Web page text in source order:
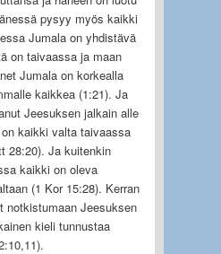
pysyy myös kaikki
Jumala on yhdistävä
on taivaassa ja maan
Jumala on kor­kealla
kaikkea (1:21). Ja
Jeesuksen jalkain alle
kaikki valta taivaassa
28:20). Ja kuitenkin
kaikki on oleva
(1 Kor 15:28). Kerran
notkistumaan Jeesuksen
kieli tunnustaa